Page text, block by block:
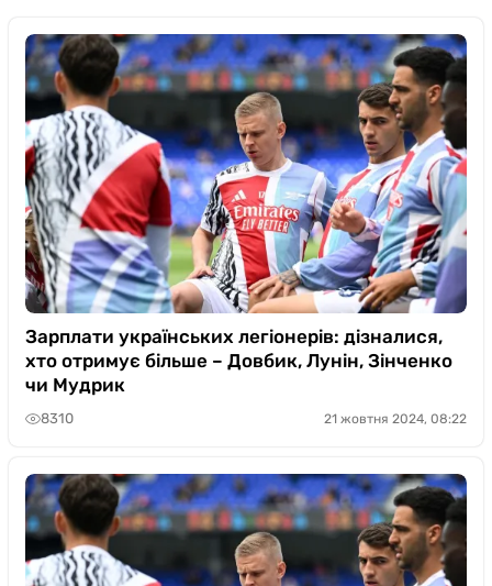
Зарплати українських легіонерів: дізналися,
хто отримує більше – Довбик, Лунін, Зінченко
чи Мудрик
8310 21 жовтня 2024, 08:22